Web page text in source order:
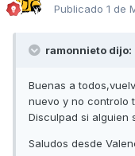
Publicado 1 de
ramonnieto dijo:
Buenas a
nuevo y no controlo
Disculpad si alguien
Saludos desde